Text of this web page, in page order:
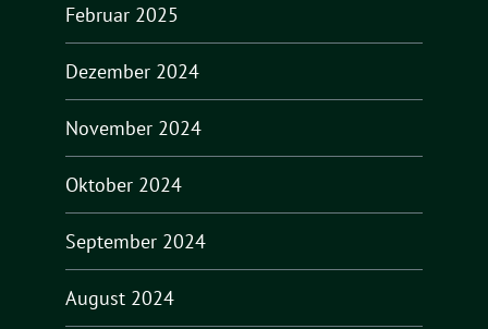
Februar 2025
Dezember 2024
November 2024
Oktober 2024
September 2024
August 2024